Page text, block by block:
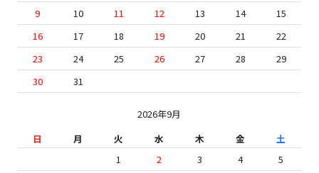
9
10 11 12 13 14
15
16
17 18 19 20 21
22
23
24 25 26 27 28
29
30
31
2026年9月
日
月 火 水 木 金
土
1
2 3 4
5